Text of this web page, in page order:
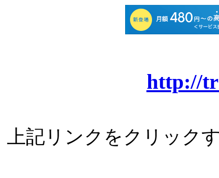
http://
上記リンクをクリック